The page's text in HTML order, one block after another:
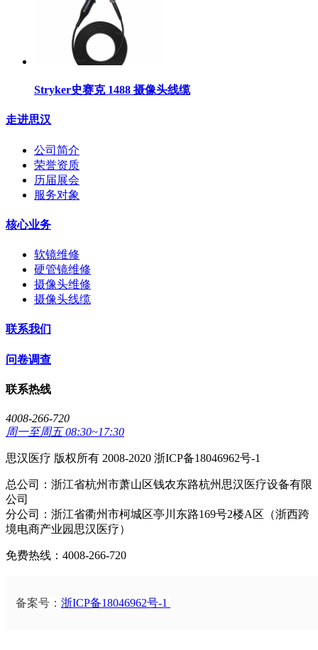
Stryker史赛克 1488 摄像头线缆
走进思汉
公司简介
荣誉资质
历届展会
服务对象
核心业务
软镜维修
硬管镜维修
摄像头维修
摄像头线缆
联系我们
问卷调查
联系热线
4008-266-720
周一至周五 08:30~17:30
思汉医疗 版权所有 2008-2020 浙ICP备18046962号-1
总公司：浙江省杭州市萧山区钱农东路杭州思汉医疗设备有限
公司
分公司：浙江省衢州市柯城区亭川东路169号2楼A区（浙西跨
境电商产业园思汉医疗）
免费热线：4008-266-720
备案号： 浙ICP备18046962号-1